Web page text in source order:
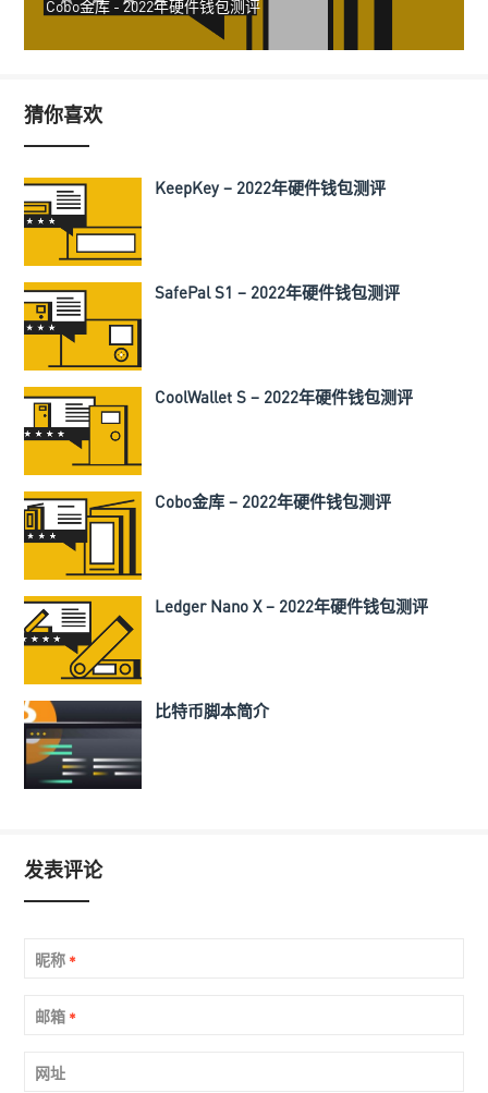
Cobo金库 - 2022年硬件钱包测评
猜你喜欢
KeepKey – 2022年硬件钱包测评
SafePal S1 – 2022年硬件钱包测评
CoolWallet S – 2022年硬件钱包测评
Cobo金库 – 2022年硬件钱包测评
Ledger Nano X – 2022年硬件钱包测评
比特币脚本简介
发表评论
昵称 *
邮箱 *
网址